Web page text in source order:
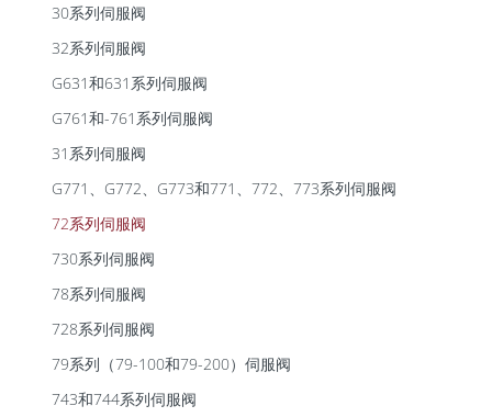
30系列伺服阀
32系列伺服阀
G631和631系列伺服阀
G761和-761系列伺服阀
31系列伺服阀
G771、G772、G773和771、772、773系列伺服阀
72系列伺服阀
730系列伺服阀
78系列伺服阀
728系列伺服阀
79系列（79-100和79-200）伺服阀
743和744系列伺服阀